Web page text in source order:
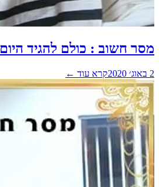
מסר חשוב : כולם להגיד היום 7 תיקונים הכללים
2 באוג׳ 2020 קרא עוד ←